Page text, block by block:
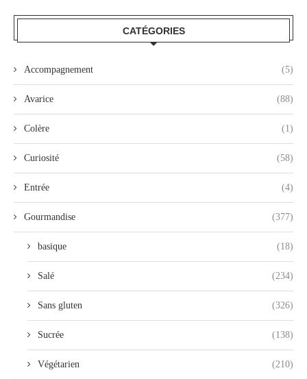
CATÉGORIES
Accompagnement (5)
Avarice (88)
Colère (1)
Curiosité (58)
Entrée (4)
Gourmandise (377)
basique (18)
Salé (234)
Sans gluten (326)
Sucrée (138)
Végétarien (210)